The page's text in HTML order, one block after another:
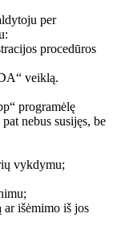
per
procedūros
veiklą.
programėlę
nebus susijęs, be
vykdymu;
ar išėmimo iš jos